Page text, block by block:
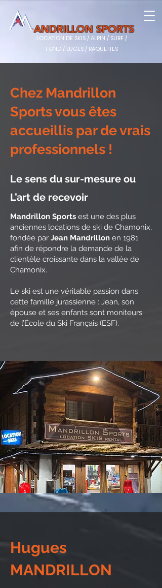
ANDRILLON SPORTS
LOCATION DE SKIS / ALPIN / SURF /
FOND / LUGES / RAQUETTES
Chez Mandrillon
Sports vous êtes
accueillis par de vrais
professionnels !
Le sens du sur-mesure ou
L’art de recevoir
Mandrillon Sports est une des plus
anciennes locations de ski de Chamonix,
fondée par Jean Mandrillon en 1981
afin de répondre la demande de la
clientèle croissante dans la vallée de
Chamonix.
Le ski est une véritable passion dans
cette famille jurassienne : Jean, son
épouse et ses enfants sont moniteurs
de l’École du Ski Français (ESF).
Hugues
MANDRILLON